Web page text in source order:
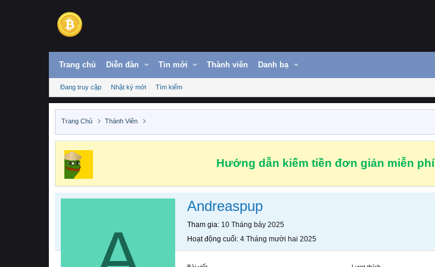
Trang chủ Diễn đàn Tin mới Thành viên Danh bạ
Đang truy cập Nhật ký mới Tìm kiếm
Trang Chủ Thành Viên
Hướng dẫn kiếm tiền đơn giản miễn phí
Andreaspup
Tham gia 10 Tháng bảy 2025
Hoạt động cuối 4 Tháng mười hai 2025